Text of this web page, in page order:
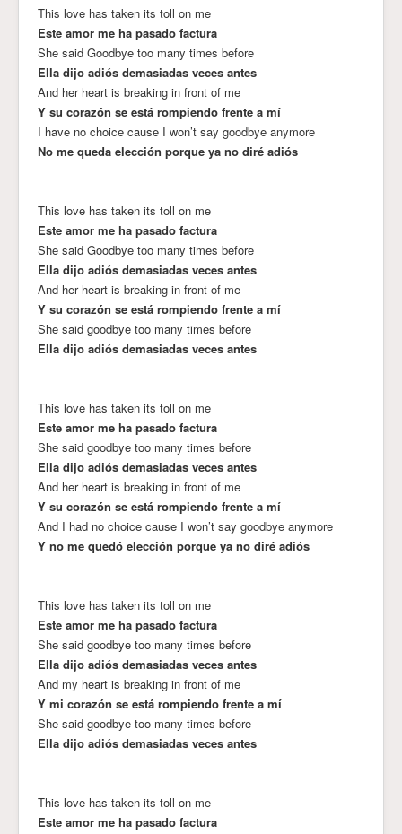
This love has taken its toll on me
Este amor me ha pasado factura
She said Goodbye too many times before
Ella dijo adiós demasiadas veces antes
And her heart is breaking in front of me
Y su corazón se está rompiendo frente a mí
I have no choice cause I won’t say goodbye anymore
No me queda elección porque ya no diré adiós
This love has taken its toll on me
Este amor me ha pasado factura
She said Goodbye too many times before
Ella dijo adiós demasiadas veces antes
And her heart is breaking in front of me
Y su corazón se está rompiendo frente a mí
She said goodbye too many times before
Ella dijo adiós demasiadas veces antes
This love has taken its toll on me
Este amor me ha pasado factura
She said goodbye too many times before
Ella dijo adiós demasiadas veces antes
And her heart is breaking in front of me
Y su corazón se está rompiendo frente a mí
And I had no choice cause I won’t say goodbye anymore
Y no me quedó elección porque ya no diré adiós
This love has taken its toll on me
Este amor me ha pasado factura
She said goodbye too many times before
Ella dijo adiós demasiadas veces antes
And my heart is breaking in front of me
Y mi corazón se está rompiendo frente a mí
She said goodbye too many times before
Ella dijo adiós demasiadas veces antes
This love has taken its toll on me
Este amor me ha pasado factura